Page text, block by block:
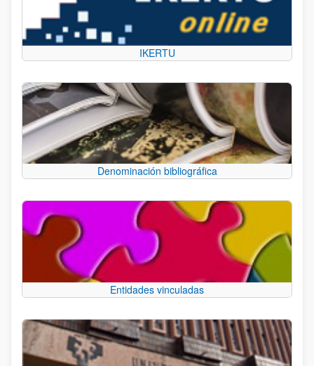
IKERTU
Denominación bibliográfica
Entidades vinculadas